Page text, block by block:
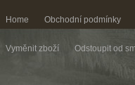
Home Obchodní podmínky
Vyměnit zboží Odstoupit od